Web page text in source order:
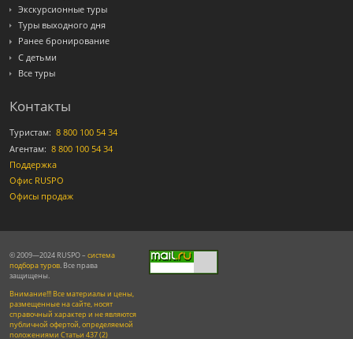
Экскурсионные туры
Туры выходного дня
Ранее бронирование
С детьми
Все туры
Контакты
Туристам: 8 800 100 54 34
Агентам: 8 800 100 54 34
Поддержка
Офис RUSPO
Офисы продаж
© 2009—2024 RUSPO – система
подбора туров. Все права
защищены.
Внимание!!! Все материалы и цены,
размещенные на сайте, носят
справочный характер и не являются
публичной офертой, определяемой
положениями Статьи 437 (2)